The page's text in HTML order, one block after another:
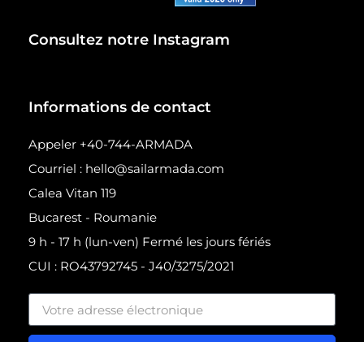
Consultez notre Instagram
Informations de contact
Appeler +40-744-ARMADA
Courriel : hello@sailarmada.com
Calea Vitan 119
Bucarest - Roumanie
9 h - 17 h (lun-ven) Fermé les jours fériés
CUI : RO43792745 - J40/3275/2021